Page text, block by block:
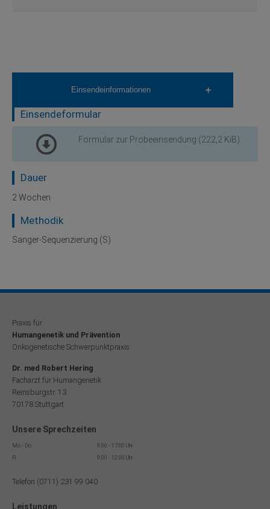
Einsendeinformationen
Einsendeformular
Formular zur Probeeinsendung (222,2 KiB)
Dauer
2 Wochen
Methodik
Sanger-Sequenzierung (S)
Praxis für
Humangenetik und Prävention
Onkogenetische Schwerpunktpraxis
Dr. med Robert Hering
Facharzt für Humangenetik
Reinsburgstr. 13
70178 Stuttgart
Unsere Sprechzeiten
Mo - Do
9:00 - 17:00 Uhr
Fr
9:00 - 12:00 Uhr
Telefon (0711) 231 99 040
Leistungen